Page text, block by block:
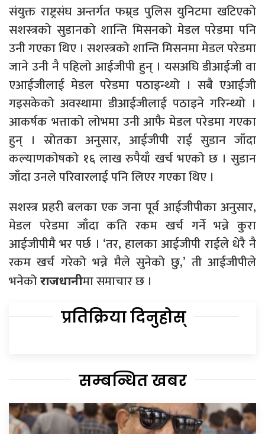
संयुक्त राष्ट्रसंघ अन्तर्गत फम्र्ड पुलिस युनिटमा खटिएको
सशस्त्रको सुडानको शान्ति मिसनको मेडल परेडमा पनि
उनी गएका थिए । सशस्त्रको शान्ति मिसनमा मेडल परेडमा
जाने उनी नै पहिलो आईजीपी हुन् । यसअघि डीआईजी वा
एआईजीलाई मेडल परेडमा पठाइन्थ्यो । सबै एआईजी
गइसकेको अवस्थामा डीआईजीलाई पठाइने गरिन्थ्यो ।
आकर्षक भत्ताको लोभमा उनी आफै मेडल परेडमा गएका
हुन् । स्रोतका अनुसार, आईजीपी राई सुडान जाँदा
कल्याणकोषको १६ लाख रुपैयाँ खर्च भएको छ । सुडान
जाँदा उनले परिवारलाई पनि लिएर गएका थिए ।
सशस्त्र प्रहरी बलका एक जना पूर्व आईजीपीका अनुसार,
मेडल परेडमा जाँदा कति रकम खर्च गर्ने भन्ने कुरा
आईजीपीमै भर पर्छ । ‘तर, हालका आईजीपी राईले धेरै नै
रकम खर्च गरेको भन्ने मैले सुनेको छु,’ ती आईजीपीले
भनेकोराजधानीमा समाचार छ ।
प्रतिक्रिया दिनुहोस्
सम्बन्धित खबर